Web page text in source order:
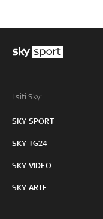
I siti Sky:
SKY SPORT
SKY TG24
SKY VIDEO
SKY ARTE